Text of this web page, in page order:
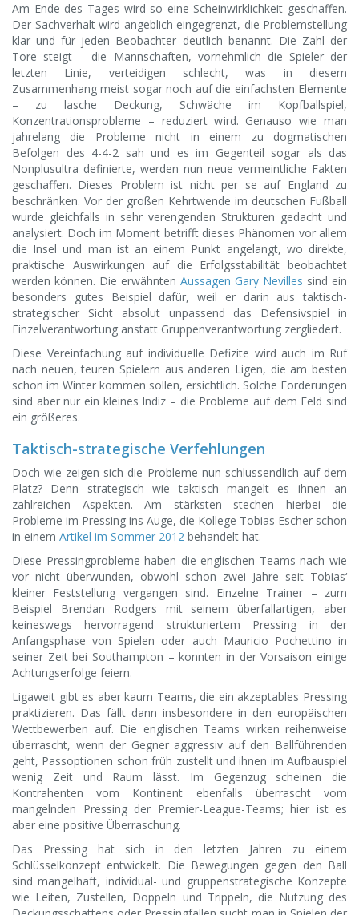
Am Ende des Tages wird so eine Scheinwirklichkeit geschaffen.
Der Sachverhalt wird angeblich eingegrenzt, die Problemstellung
klar und für jeden Beobachter deutlich benannt. Die Zahl der
Tore steigt – die Mannschaften, vornehmlich die Spieler der
letzten Linie, verteidigen schlecht, was in diesem
Zusammenhang meist sogar noch auf die einfachsten Elemente
– zu lasche Deckung, Schwäche im Kopfballspiel,
Konzentrationsprobleme – reduziert wird. Genauso wie man
jahrelang die Probleme nicht in einem zu dogmatischen
Befolgen des 4-4-2 sah und es im Gegenteil sogar als das
Nonplusultra definierte, werden nun neue vermeintliche Fakten
geschaffen. Dieses Problem ist nicht per se auf England zu
beschränken. Vor der großen Kehrtwende im deutschen Fußball
wurde gleichfalls in sehr verengenden Strukturen gedacht und
analysiert. Doch im Moment betrifft dieses Phänomen vor allem
die Insel und man ist an einem Punkt angelangt, wo direkte,
praktische Auswirkungen auf die Erfolgsstabilität beobachtet
werden können. Die erwähnten Aussagen Gary Nevilles sind ein
besonders gutes Beispiel dafür, weil er darin aus taktisch-
strategischer Sicht absolut unpassend das Defensivspiel in
Einzelverantwortung anstatt Gruppenverantwortung zergliedert.
Diese Vereinfachung auf individuelle Defizite wird auch im Ruf
nach neuen, teuren Spielern aus anderen Ligen, die am besten
schon im Winter kommen sollen, ersichtlich. Solche Forderungen
sind aber nur ein kleines Indiz – die Probleme auf dem Feld sind
ein größeres.
Taktisch-strategische Verfehlungen
Doch wie zeigen sich die Probleme nun schlussendlich auf dem
Platz? Denn strategisch wie taktisch mangelt es ihnen an
zahlreichen Aspekten. Am stärksten stechen hierbei die
Probleme im Pressing ins Auge, die Kollege Tobias Escher schon
in einem Artikel im Sommer 2012 behandelt hat.
Diese Pressingprobleme haben die englischen Teams nach wie
vor nicht überwunden, obwohl schon zwei Jahre seit Tobias‘
kleiner Feststellung vergangen sind. Einzelne Trainer – zum
Beispiel Brendan Rodgers mit seinem überfallartigen, aber
keineswegs hervorragend strukturiertem Pressing in der
Anfangsphase von Spielen oder auch Mauricio Pochettino in
seiner Zeit bei Southampton – konnten in der Vorsaison einige
Achtungserfolge feiern.
Ligaweit gibt es aber kaum Teams, die ein akzeptables Pressing
praktizieren. Das fällt dann insbesondere in den europäischen
Wettbewerben auf. Die englischen Teams wirken reihenweise
überrascht, wenn der Gegner aggressiv auf den Ballführenden
geht, Passoptionen schon früh zustellt und ihnen im Aufbauspiel
wenig Zeit und Raum lässt. Im Gegenzug scheinen die
Kontrahenten vom Kontinent ebenfalls überrascht vom
mangelnden Pressing der Premier-League-Teams; hier ist es
aber eine positive Überraschung.
Das Pressing hat sich in den letzten Jahren zu einem
Schlüsselkonzept entwickelt. Die Bewegungen gegen den Ball
sind mangelhaft, individual- und gruppenstrategische Konzepte
wie Leiten, Zustellen, Doppeln und Trippeln, die Nutzung des